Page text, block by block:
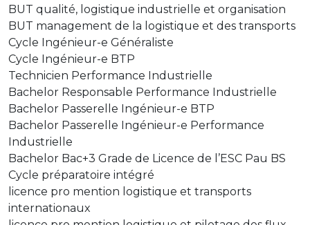
BUT qualité, logistique industrielle et organisation
BUT management de la logistique et des transports
Cycle Ingénieur-e Généraliste
Cycle Ingénieur-e BTP
Technicien Performance Industrielle
Bachelor Responsable Performance Industrielle
Bachelor Passerelle Ingénieur-e BTP
Bachelor Passerelle Ingénieur-e Performance
Industrielle
Bachelor Bac+3 Grade de Licence de l’ESC Pau BS
Cycle préparatoire intégré
licence pro mention logistique et transports
internationaux